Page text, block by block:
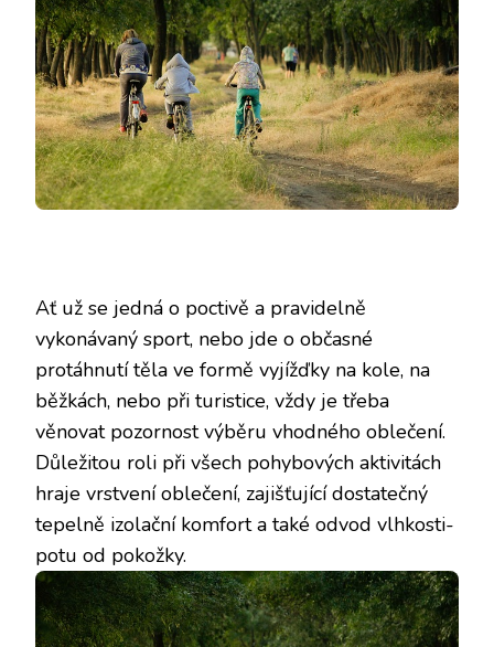
Ať už se jedná o poctivě a pravidelně
vykonávaný sport, nebo jde o občasné
protáhnutí těla ve formě vyjížďky na kole, na
běžkách, nebo při turistice, vždy je třeba
věnovat pozornost výběru vhodného oblečení.
Důležitou roli při všech pohybových aktivitách
hraje vrstvení oblečení, zajišťující dostatečný
tepelně izolační komfort a také odvod vlhkosti-
potu od pokožky.